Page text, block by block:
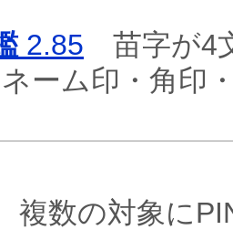
2.85 苗字が4
ーム印・角
複数の対象に